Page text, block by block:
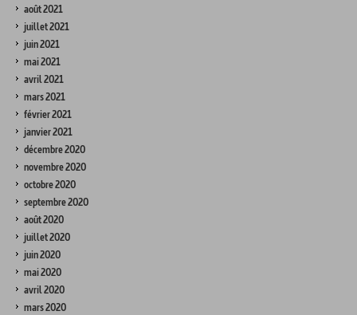
août 2021
juillet 2021
juin 2021
mai 2021
avril 2021
mars 2021
février 2021
janvier 2021
décembre 2020
novembre 2020
octobre 2020
septembre 2020
août 2020
juillet 2020
juin 2020
mai 2020
avril 2020
mars 2020